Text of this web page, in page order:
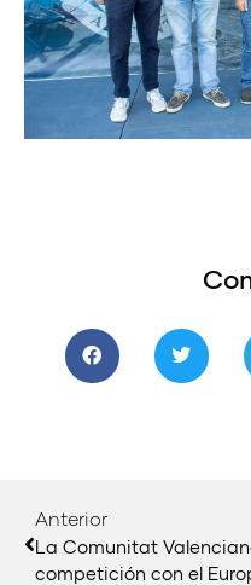
Anterior
La Comunitat
competición con el